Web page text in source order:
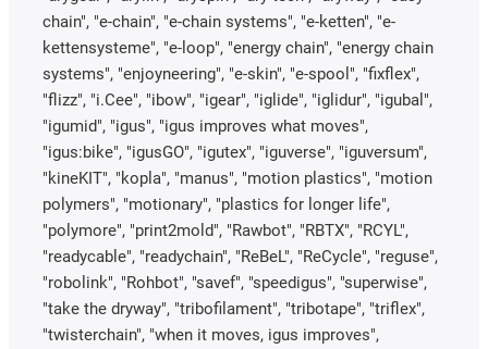
chain", "e-chain", "e-chain systems", "e-ketten", "e-
kettensysteme", "e-loop", "energy chain", "energy chain
systems", "enjoyneering", "e-skin", "e-spool", "fixflex",
"flizz", "i.Cee", "ibow", "igear", "iglide", "iglidur", "igubal",
"igumid", "igus", "igus improves what moves",
"igus:bike", "igusGO", "igutex", "iguverse", "iguversum",
"kineKIT", "kopla", "manus", "motion plastics", "motion
polymers", "motionary", "plastics for longer life",
"polymore", "print2mold", "Rawbot", "RBTX", "RCYL",
"readycable", "readychain", "ReBeL", "ReCycle", "reguse",
"robolink", "Rohbot", "savef", "speedigus", "superwise",
"take the dryway", "tribofilament", "tribotape", "triflex",
"twisterchain", "when it moves, igus improves",